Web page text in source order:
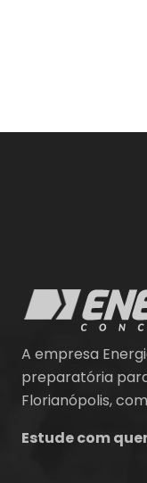
A empresa
preparatória
Florianópolis,
Estude com